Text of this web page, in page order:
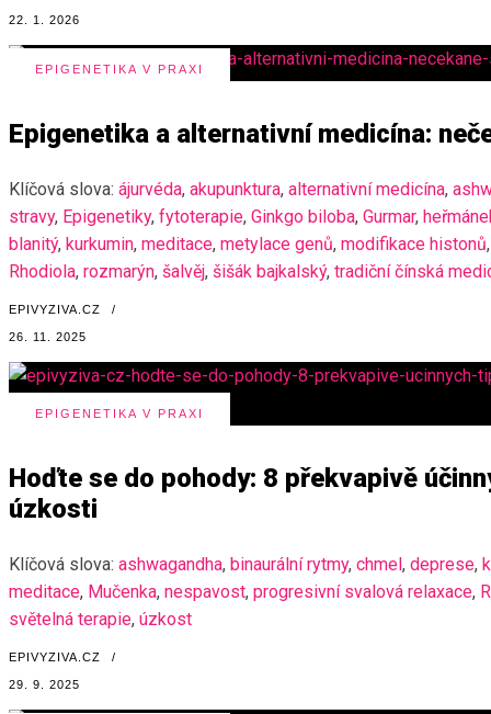
22. 1. 2026
EPIGENETIKA V PRAXI
Epigenetika a alternativní medicína:
Klíčová slova: ájurvéda, akupunktura, alternativní medicína,
stravy, Epigenetiky, fytoterapie, Ginkgo biloba, Gurmar,
blanitý, kurkumin, meditace, metylace genů, modifikace histonů,
Rhodiola, rozmarýn, šalvěj, šišák bajkalský, tradiční čínská
EPIVYZIVA.CZ /
26. 11. 2025
EPIGENETIKA V PRAXI
Hoďte se do pohody: 8 překvapivě
úzkosti
Klíčová slova: ashwagandha, binaurální rytmy, chmel, deprese,
meditace, Mučenka, nespavost, progresivní svalová relaxace,
světelná terapie, úzkost
EPIVYZIVA.CZ /
29. 9. 2025